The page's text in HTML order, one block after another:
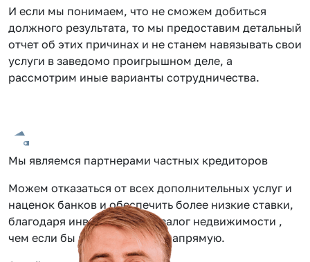
И если мы понимаем, что не сможем добиться
должного результата, то мы предоставим детальный
отчет об этих причинах и не станем навязывать свои
услуги в заведомо проигрышном деле, а
рассмотрим иные варианты сотрудничества.
Мы являемся партнерами частных кредиторов
Можем отказаться от всех дополнительных услуг и
наценок банков и обеспечить более низкие ставки,
благодаря инвестиции под залог недвижимости ,
чем если бы вы обращались напрямую.